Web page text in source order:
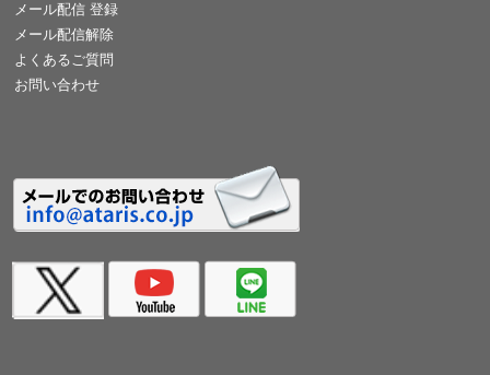
メール配信 登録
メール配信解除
よくあるご質問
お問い合わせ